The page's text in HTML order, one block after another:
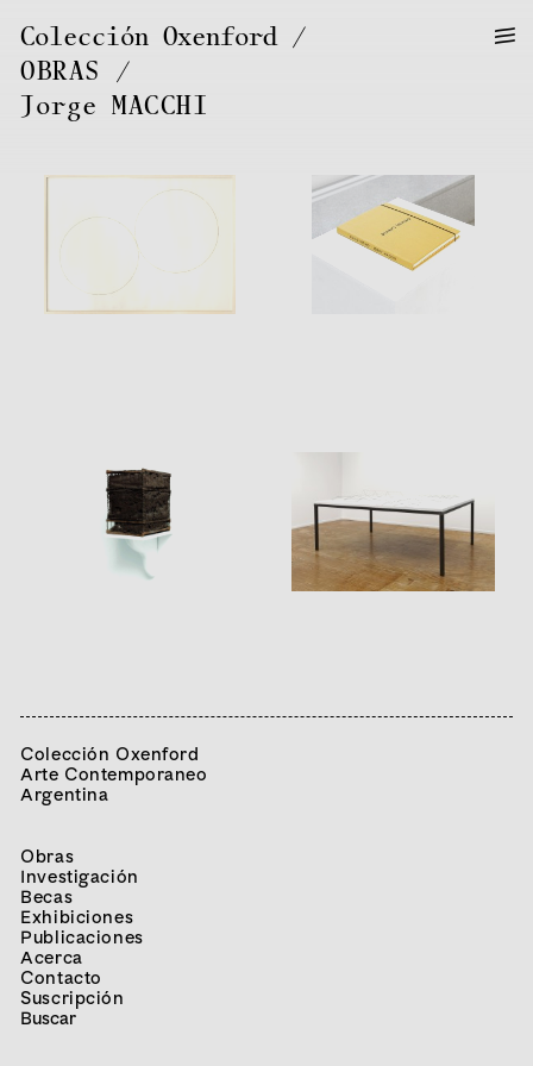
Colección Oxenford
OBRAS
/
Jorge MACCHI
—
—
—
MACCHI
Jorge
MACCHI
Jorge MACCHI Jorge MACCHI
Colección Oxenford
Arte Contemporaneo
Argentina
Obras
Investigación
Becas
Exhibiciones
Publicaciones
Acerca
Contacto
Suscripción